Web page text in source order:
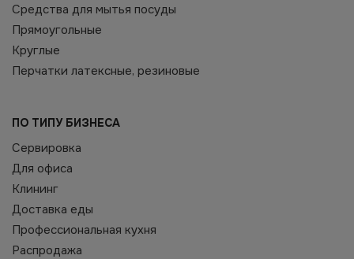
Средства для мытья посуды
Прямоугольные
Круглые
Перчатки латексные, резиновые
ПО ТИПУ БИЗНЕСА
Сервировка
Для офиса
Клининг
Доставка еды
Профессиональная кухня
Распродажа